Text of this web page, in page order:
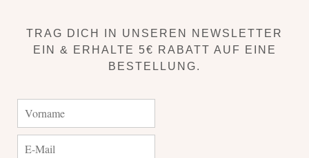
TRAG DICH IN UNSEREN NEWSLETTER
EIN & ERHALTE 5€ RABATT AUF EINE
BESTELLUNG.